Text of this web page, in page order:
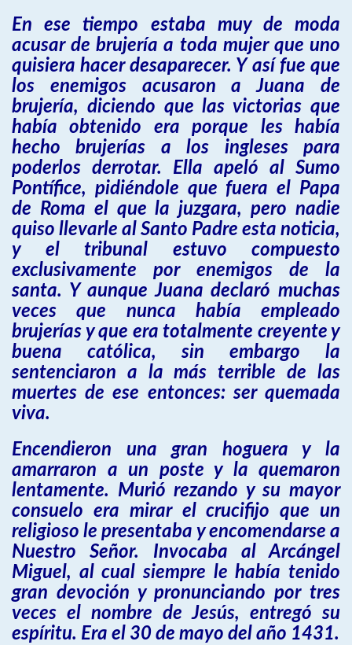
En ese tiempo estaba muy de moda
acusar de brujería a toda mujer que uno
quisiera hacer desaparecer. Y así fue que
los enemigos acusaron a Juana de
brujería, diciendo que las victorias que
había obtenido era porque les había
hecho brujerías a los ingleses para
poderlos derrotar. Ella apeló al Sumo
Pontífice, pidiéndole que fuera el Papa
de Roma el que la juzgara, pero nadie
quiso llevarle al Santo Padre esta noticia,
y el tribunal estuvo compuesto
exclusivamente por enemigos de la
santa. Y aunque Juana declaró muchas
veces que nunca había empleado
brujerías y que era totalmente creyente y
buena católica, sin embargo la
sentenciaron a la más terrible de las
muertes de ese entonces: ser quemada
viva.
Encendieron una gran hoguera y la
amarraron a un poste y la quemaron
lentamente. Murió rezando y su mayor
consuelo era mirar el crucifijo que un
religioso le presentaba y encomendarse a
Nuestro Señor. Invocaba al Arcángel
Miguel, al cual siempre le había tenido
gran devoción y pronunciando por tres
veces el nombre de Jesús, entregó su
espíritu. Era el 30 de mayo del año 1431.